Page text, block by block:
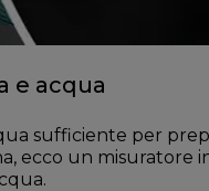
e acqua
sufficiente per
ecco un misuratore